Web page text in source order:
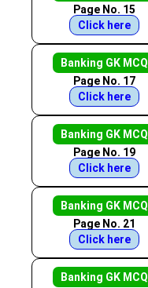
Page No. 15
Click here
Banking GK MCQ
Page No. 17
Click here
Banking GK MCQ
Page No. 19
Click here
Banking GK MCQ
Page No. 21
Click here
Banking GK MCQ